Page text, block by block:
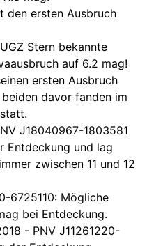
den ersten Ausbruch
Stern bekannte
auf 6.2 mag!
ersten Ausbruch
davor fanden im
J18040967-1803581
Entdeckung und lag
zwischen 11 und 12
6725110: Mögliche
bei Entdeckung.
- PNV J11261220-